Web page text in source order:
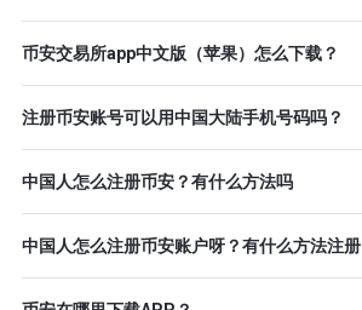
币安交易所app中文版（苹果）怎么下载？
注册币安账号可以用中国大陆手机号码吗？
中国人怎么注册币安？有什么方法吗
中国人怎么注册币安账户呀？有什么方法注册